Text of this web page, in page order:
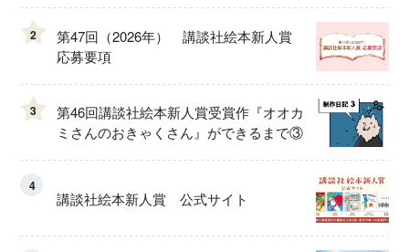
2
第47回（2026年） 講談社絵本新人賞
応募要項
3
第46回講談社絵本新人賞受賞作『オオカ
ミさんのおきゃくさん』ができるまで③
4
講談社絵本新人賞 公式サイト